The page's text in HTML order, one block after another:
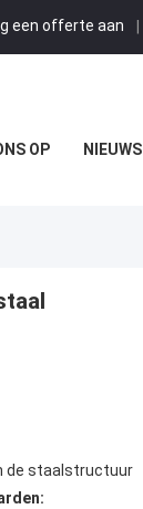
een offerte aan |
OP NIEUWS
de staalstructuur